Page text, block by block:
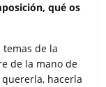
qué os
de la
de la mano de
hacerla